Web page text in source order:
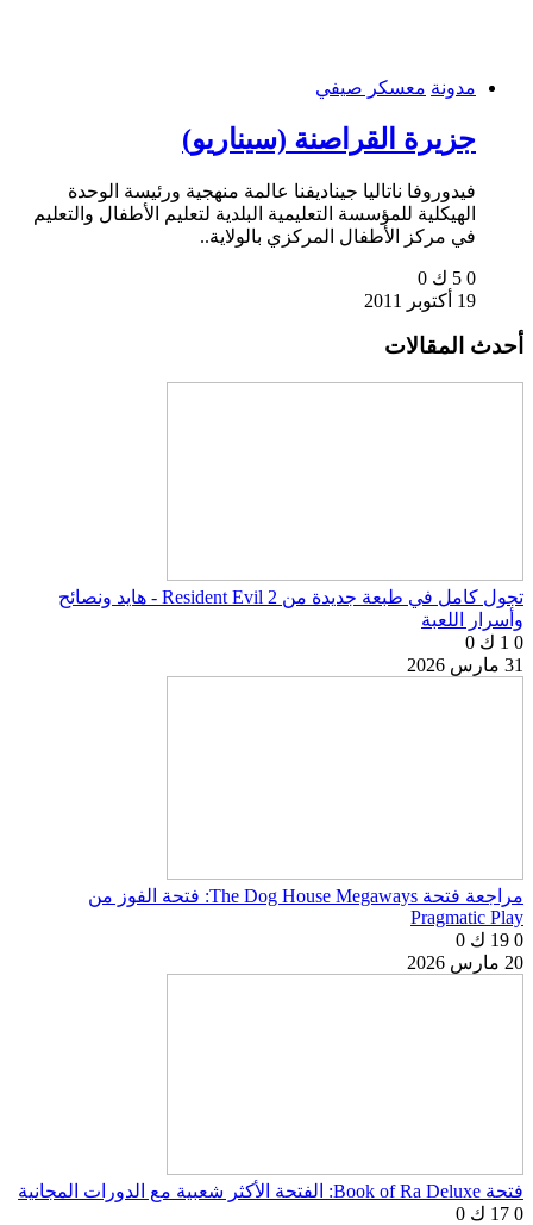
مدونة معسكر صيفي
جزيرة القراصنة (سيناريو)
فيدوروفا ناتاليا جيناديفنا عالمة منهجية ورئيسة الوحدة
الهيكلية للمؤسسة التعليمية البلدية لتعليم الأطفال والتعليم
في مركز الأطفال المركزي بالولاية..
0 5 ك
0
19 أكتوبر 2011
أحدث المقالات
تجول كامل في طبعة جديدة من Resident Evil 2 - هايد ونصائح
وأسرار اللعبة
0 1 ك
0
31 مارس 2026
مراجعة فتحة The Dog House Megaways: فتحة الفوز من
Pragmatic Play
0 19 ك
0
20 مارس 2026
فتحة Book of Ra Deluxe: الفتحة الأكثر شعبية مع الدورات المجانية
0 17 ك
0